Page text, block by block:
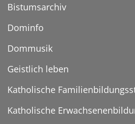
Bistumsarchiv
Dominfo
Dommusik
Geistlich leben
Katholische
Katholische